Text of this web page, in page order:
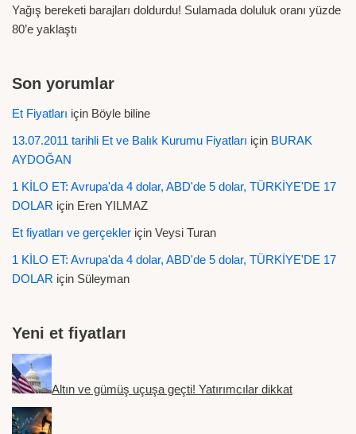
Yağış bereketi barajları doldurdu! Sulamada doluluk oranı yüzde
80’e yaklaştı
Son yorumlar
Et Fiyatları için Böyle biline
13.07.2011 tarihli Et ve Balık Kurumu Fiyatları için BURAK
AYDOĞAN
1 KİLO ET: Avrupa'da 4 dolar, ABD'de 5 dolar, TÜRKİYE'DE 17
DOLAR için Eren YILMAZ
Et fiyatları ve gerçekler için Veysi Turan
1 KİLO ET: Avrupa'da 4 dolar, ABD'de 5 dolar, TÜRKİYE'DE 17
DOLAR için Süleyman
Yeni et fiyatları
Altın ve gümüş uçuşa geçti! Yatırımcılar dikkat